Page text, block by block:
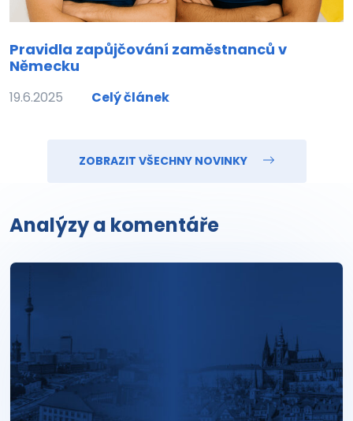
Pravidla zapůjčování zaměstnanců v
Německu
19.6.2025 Celý článek
ZOBRAZIT VŠECHNY NOVINKY
Analýzy a komentáře